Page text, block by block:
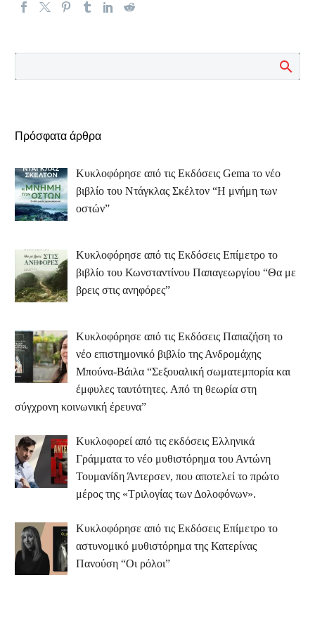
Πρόσφατα άρθρα
Κυκλοφόρησε από τις Εκδόσεις Gema το νέο
βιβλίο του Ντάγκλας Σκέλτον “Η μνήμη των
οστών”
Κυκλοφόρησε από τις Εκδόσεις Επίμετρο το
βιβλίο του Κωνσταντίνου Παπαγεωργίου “Θα με
βρεις στις ανηφόρες”
Κυκλοφόρησε από τις Εκδόσεις Παπαζήση το
νέο επιστημονικό βιβλίο της Ανδρομάχης
Μπούνα-Βάιλα “Σεξουαλική σωματεμπορία και
έμφυλες ταυτότητες. Από τη θεωρία στη
σύγχρονη κοινωνική έρευνα”
Κυκλοφορεί από τις εκδόσεις Ελληνικά
Γράμματα το νέο μυθιστόρημα του Αντώνη
Τουμανίδη Άντερσεν, που αποτελεί το πρώτο
μέρος της «Τριλογίας των Δολοφόνων».
Κυκλοφόρησε από τις Εκδόσεις Επίμετρο το
αστυνομικό μυθιστόρημα της Κατερίνας
Πανούση “Οι ρόλοι”